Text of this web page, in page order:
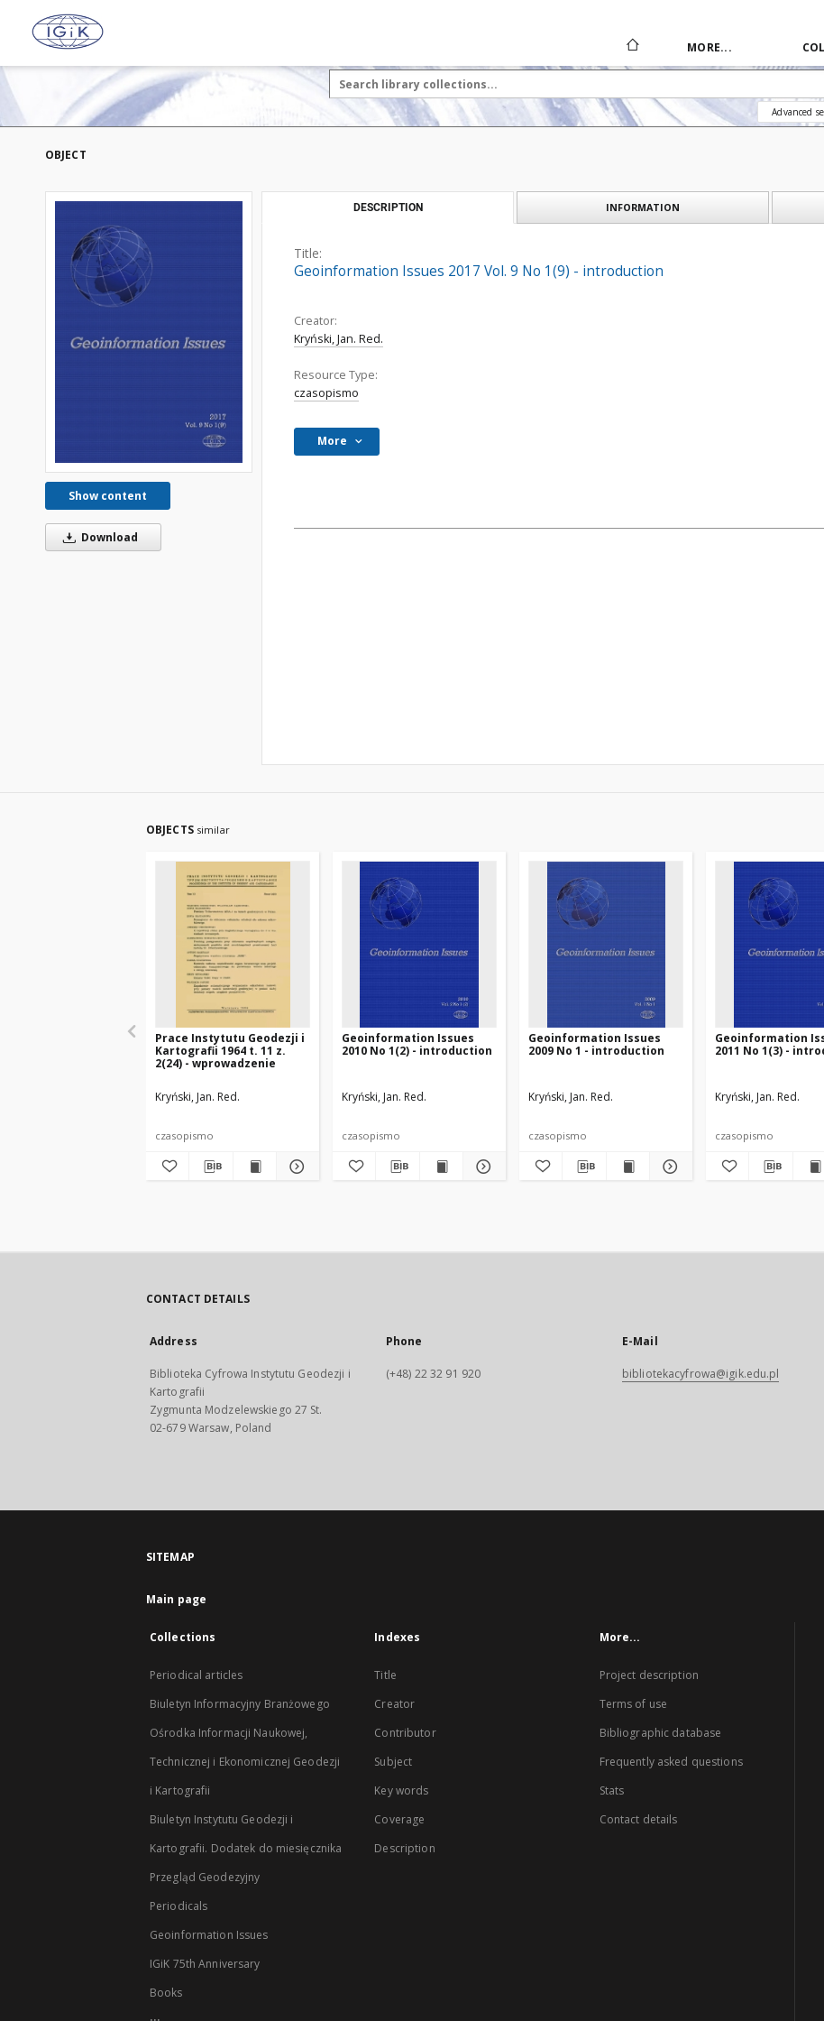
MORE...
Advanced
OBJECT
Show content
Download
DESCRIPTION INFORMATION
Title:
Geoinformation Issues 2017 Vol. 9 No 1(9) - introduction
Creator:
Kryński, Jan. Red.
Resource Type:
czasopismo
More
OBJECTS similar
Prace Instytutu Geodezji i
Kartografii 1964 t. 11 z.
2(24) - wprowadzenie
Kryński, Jan. Red.
czasopismo
Geoinformation Issues
2010 No 1(2) - introduction
Kryński, Jan. Red.
czasopismo
Geoinformation Issues
2009 No 1 - introduction
Kryński, Jan. Red.
czasopismo
Geoinformation
2011 No 1(3) -
Kryński, Jan. Red.
czasopismo
CONTACT DETAILS
Address
Biblioteka Cyfrowa Instytutu Geodezji i
Kartografii
Zygmunta Modzelewskiego 27 St.
02-679 Warsaw, Poland
Phone
(+48) 22 32 91 920
E-Mail
bibliotekacyfrowa@igik.edu.pl
SITEMAP
Main page
Collections
Periodical articles
Biuletyn Informacyjny Branżowego
Ośrodka Informacji Naukowej,
Technicznej i Ekonomicznej Geodezji
i Kartografii
Biuletyn Instytutu Geodezji i
Kartografii. Dodatek do miesięcznika
Przegląd Geodezyjny
Periodicals
Geoinformation Issues
IGiK 75th Anniversary
Books
...
Indexes
Title
Creator
Contributor
Subject
Key words
Coverage
Description
More...
Project description
Terms of use
Bibliographic database
Frequently asked questions
Stats
Contact details